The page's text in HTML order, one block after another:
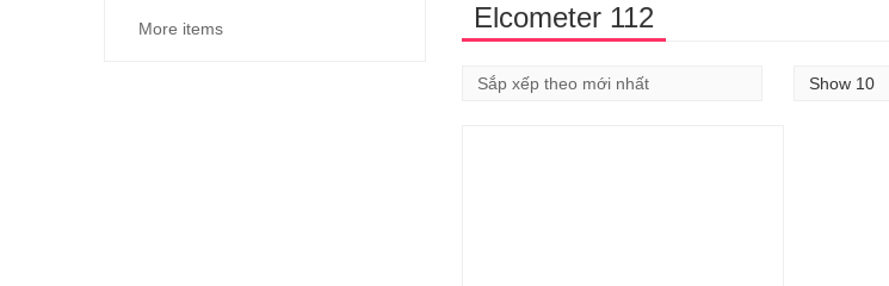
Elcometer 112
More items